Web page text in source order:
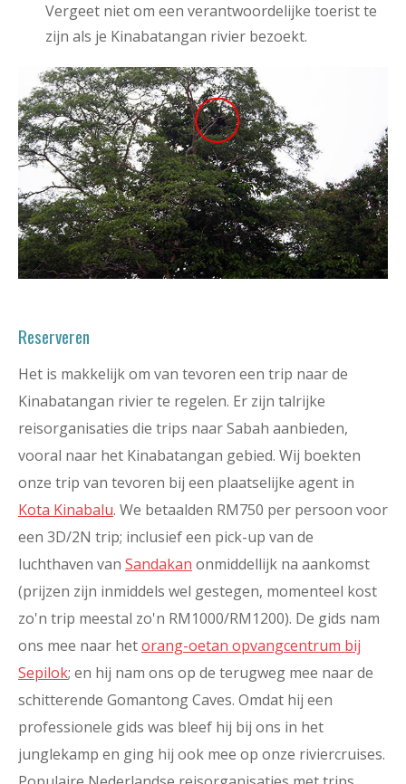
Vergeet niet om een verantwoordelijke toerist te
zijn als je Kinabatangan rivier bezoekt.
Reserveren
Het is makkelijk om van tevoren een trip naar de
Kinabatangan rivier te regelen. Er zijn talrijke
reisorganisaties die trips naar Sabah aanbieden,
vooral naar het Kinabatangan gebied. Wij boekten
onze trip van tevoren bij een plaatselijke agent in
Kota Kinabalu. We betaalden RM750 per persoon voor
een 3D/2N trip; inclusief een pick-up van de
luchthaven van Sandakan onmiddellijk na aankomst
(prijzen zijn inmiddels wel gestegen, momenteel kost
zo'n trip meestal zo'n RM1000/RM1200). De gids nam
ons mee naar hetorang-oetan opvangcentrum bij
Sepilok; en hij nam ons op de terugweg mee naar de
schitterende Gomantong Caves. Omdat hij een
professionele gids was bleef hij bij ons in het
junglekamp en ging hij ook mee op onze riviercruises.